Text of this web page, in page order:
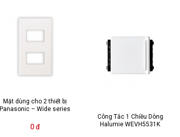
Mặt dùng cho 2 thiết bị
Panasonic – Wide series
0 đ
Công Tắc 1 Chiều Dòng
Halumie WEVH5531K